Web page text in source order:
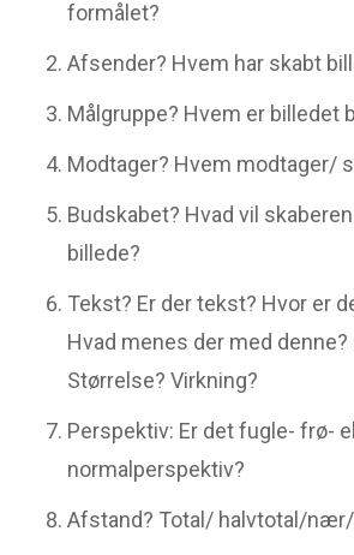
formålet?
Afsender? Hvem har skabt
Målgruppe? Hvem er billedet
Modtager? Hvem modtager/
Budskabet? Hvad vil
billede?
Tekst? Er der tekst? Hvor er
Hvad menes der med
Størrelse? Virkning?
Perspektiv: Er det fugle- frø-
normalperspektiv?
Afstand? Total/ halvtotal/